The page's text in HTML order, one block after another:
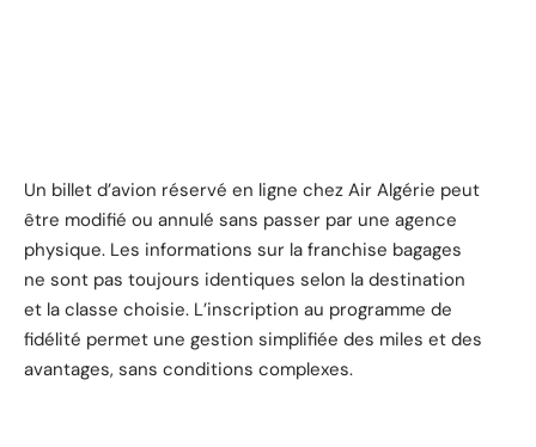
Un billet d’avion réservé en ligne chez Air Algérie peut
être modifié ou annulé sans passer par une agence
physique. Les informations sur la franchise bagages
ne sont pas toujours identiques selon la destination
et la classe choisie. L’inscription au programme de
fidélité permet une gestion simplifiée des miles et des
avantages, sans conditions complexes.